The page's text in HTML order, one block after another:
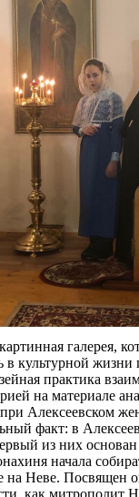
галерея,
культурной жизни
практика
на материале
Алексеевском
факт: в
из них основан
начала
на Неве. Посвящен